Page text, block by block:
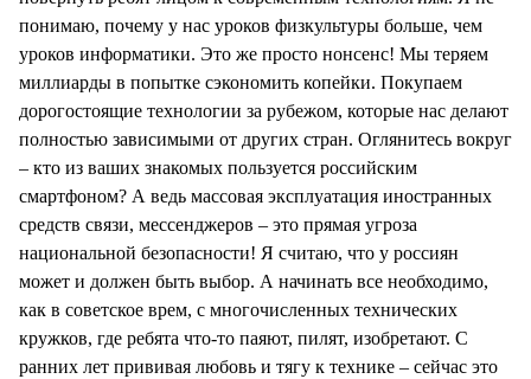
понимаю, почему у нас уроков физкультуры больше, чем
уроков информатики. Это же просто нонсенс! Мы теряем
миллиарды в попытке сэкономить копейки. Покупаем
дорогостоящие технологии за рубежом, которые нас делают
полностью зависимыми от других стран. Оглянитесь вокруг
– кто из ваших знакомых пользуется российским
смартфоном? А ведь массовая эксплуатация иностранных
средств связи, мессенджеров – это прямая угроза
национальной безопасности! Я считаю, что у россиян
может и должен быть выбор. А начинать все необходимо,
как в советское врем, с многочисленных технических
кружков, где ребята что-то паяют, пилят, изобретают. С
ранних лет прививая любовь и тягу к технике – сейчас это